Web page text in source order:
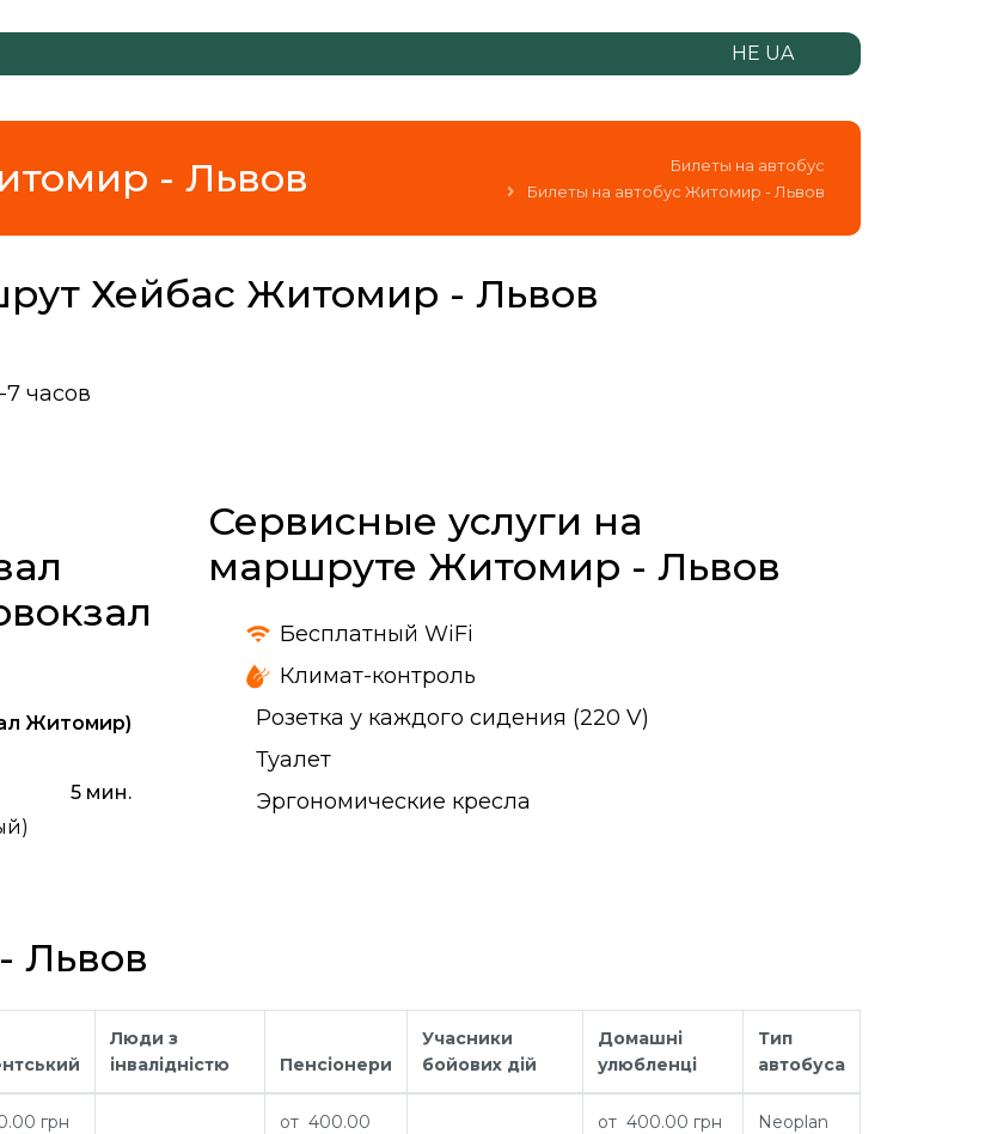
НЕ UA
- Львов
Билеты на автобус
Билеты на автобус Житомир - Львов
Хейбас Житомир - Львов
часов
Житомир)
5 мин.
Сервисные услуги на
маршруте Житомир - Львов
Бесплатный WiFi
Климат-контроль
Розетка у каждого сидения (220 V)
Туалет
Эргономические кресла
Львов
Люди з
інвалідністю
Пенсіонери
Учасники
бойових дій
Домашні
улюбленці
Тип
автобуса
грн
от 400.00
от 400.00 грн Neoplan